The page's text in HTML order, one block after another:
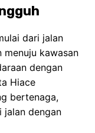
dari jalan
kawasan
dengan
Hiace
bertenaga,
jalan dengan